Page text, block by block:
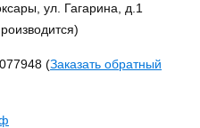
ул. Гагарина, д.1
(Заказать обратный